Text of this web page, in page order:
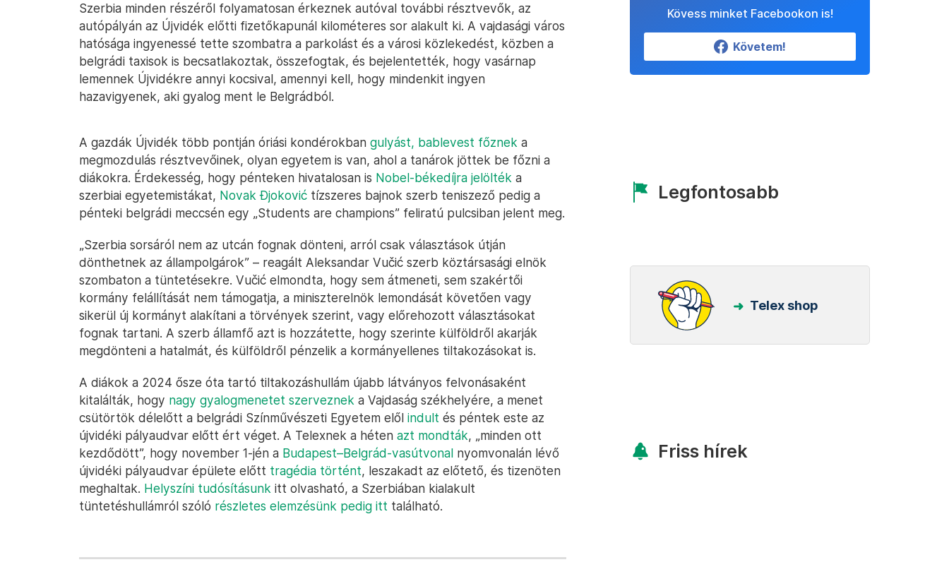
Szerbia minden részéről folyamatosan érkeznek autóval további résztvevők, az
autópályán az Újvidék előtti fizetőkapunál kilométeres sor alakult ki. A vajdasági város
hatósága ingyenessé tette szombatra a parkolást és a városi közlekedést, közben a
belgrádi taxisok is becsatlakoztak, összefogtak, és bejelentették, hogy vasárnap
lemennek Újvidékre annyi kocsival, amennyi kell, hogy mindenkit ingyen
hazavigyenek, aki gyalog ment le Belgrádból.
A gazdák Újvidék több pontján óriási kondérokban gulyást, bablevest főznek a
megmozdulás résztvevőinek, olyan egyetem is van, ahol a tanárok jöttek be főzni a
diákokra. Érdekesség, hogy pénteken hivatalosan is Nobel-békedíjra jelölték a
szerbiai egyetemistákat, Novak Ðjoković tízszeres bajnok szerb teniszező pedig a
pénteki belgrádi meccsén egy „Students are champions” feliratú pulcsiban jelent meg.
„Szerbia sorsáról nem az utcán fognak dönteni, arról csak választások útján
dönthetnek az állampolgárok” – reagált Aleksandar Vučić szerb köztársasági elnök
szombaton a tüntetésekre. Vučić elmondta, hogy sem átmeneti, sem szakértői
kormány felállítását nem támogatja, a miniszterelnök lemondását követően vagy
sikerül új kormányt alakítani a törvények szerint, vagy előrehozott választásokat
fognak tartani. A szerb államfő azt is hozzátette, hogy szerinte külföldről akarják
megdönteni a hatalmát, és külföldről pénzelik a kormányellenes tiltakozásokat is.
A diákok a 2024 ősze óta tartó tiltakozáshullám újabb látványos felvonásaként
kitalálták, hogy nagy gyalogmenetet szerveznek a Vajdaság székhelyére, a menet
csütörtök délelőtt a belgrádi Színművészeti Egyetem elől indult és péntek este az
újvidéki pályaudvar előtt ért véget. A Telexnek a héten azt mondták, „minden ott
kezdődött”, hogy november 1-jén a Budapest–Belgrád-vasútvonal nyomvonalán lévő
újvidéki pályaudvar épülete előtt tragédia történt, leszakadt az előtető, és tizenöten
meghaltak. Helyszíni tudósításunk itt olvasható, a Szerbiában kialakult
tüntetéshullámról szóló részletes elemzésünk pedig itt található.
Kövess minket Facebookon is!
Követem!
Legfontosabb
Telex shop
Friss hírek